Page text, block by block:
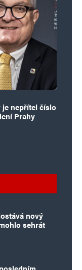
je nepřítel číslo
Prahy
nový
sehrát